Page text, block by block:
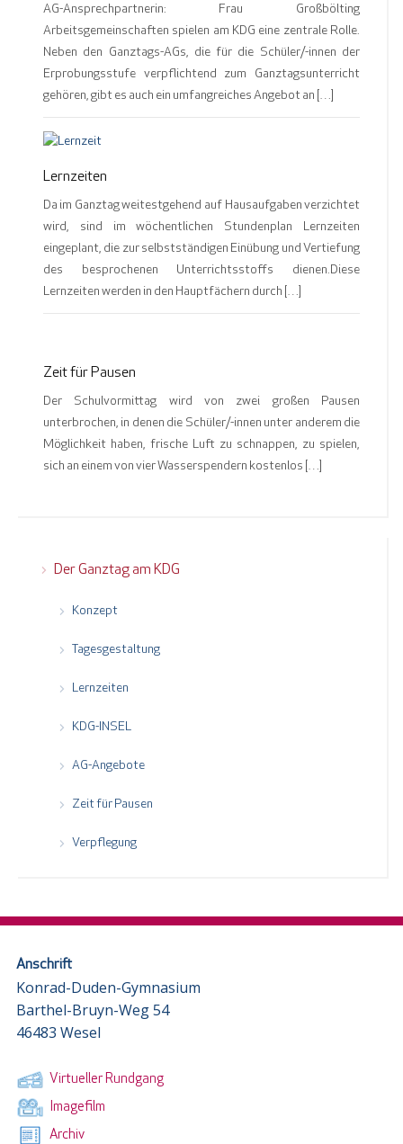
Der Ganztag am KDG
Konzept
Tagesgestaltung
Lernzeiten
KDG-INSEL
AG-Angebote
Zeit für Pausen
Verpflegung
AG-Ansprechpartnerin: Frau Großbölting
Arbeitsgemeinschaften spielen am KDG eine zentrale Rolle.
Neben den Ganztags-AGs, die für die Schüler/-innen der
Erprobungsstufe verpflichtend zum Ganztagsunterricht
gehören, gibt es auch ein umfangreiches Angebot an […]
Lernzeiten
Da im Ganztag weitestgehend auf Hausaufgaben verzichtet
wird, sind im wöchentlichen Stundenplan Lernzeiten
eingeplant, die zur selbstständigen Einübung und Vertiefung
des besprochenen Unterrichtsstoffs dienen.Diese
Lernzeiten werden in den Hauptfächern durch […]
Zeit für Pausen
Der Schulvormittag wird von zwei großen Pausen
unterbrochen, in denen die Schüler/-innen unter anderem die
Möglichkeit haben, frische Luft zu schnappen, zu spielen,
sich an einem von vier Wasserspendern kostenlos […]
Anschrift
Konrad-Duden-Gymnasium
Barthel-Bruyn-Weg 54
46483 Wesel
Virtueller Rundgang
Imagefilm
Archiv